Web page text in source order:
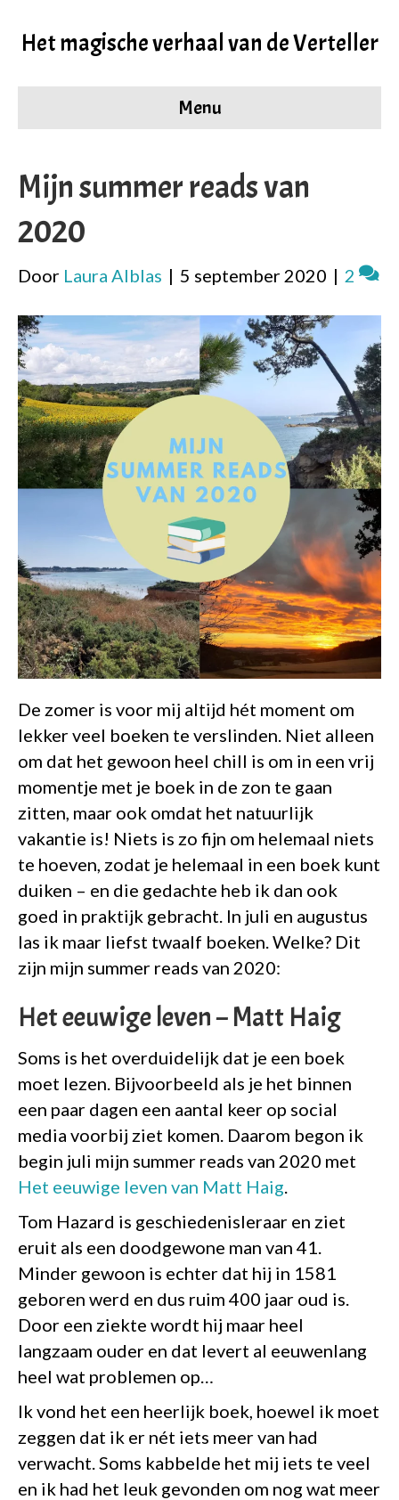
Het magische verhaal van de Verteller
Menu
Mijn summer reads van
2020
Door Laura Alblas | 5 september 2020 | 2
De zomer is voor mij altijd hét moment om
lekker veel boeken te verslinden. Niet alleen
om dat het gewoon heel chill is om in een vrij
momentje met je boek in de zon te gaan
zitten, maar ook omdat het natuurlijk
vakantie is! Niets is zo fijn om helemaal niets
te hoeven, zodat je helemaal in een boek kunt
duiken – en die gedachte heb ik dan ook
goed in praktijk gebracht. In juli en augustus
las ik maar liefst twaalf boeken. Welke? Dit
zijn mijn summer reads van 2020:
Het eeuwige leven – Matt Haig
Soms is het overduidelijk dat je een boek
moet lezen. Bijvoorbeeld als je het binnen
een paar dagen een aantal keer op social
media voorbij ziet komen. Daarom begon ik
begin juli mijn summer reads van 2020 met
Het eeuwige leven van Matt Haig.
Tom Hazard is geschiedenisleraar en ziet
eruit als een doodgewone man van 41.
Minder gewoon is echter dat hij in 1581
geboren werd en dus ruim 400 jaar oud is.
Door een ziekte wordt hij maar heel
langzaam ouder en dat levert al eeuwenlang
heel wat problemen op…
Ik vond het een heerlijk boek, hoewel ik moet
zeggen dat ik er nét iets meer van had
verwacht. Soms kabbelde het mij iets te veel
en ik had het leuk gevonden om nog wat meer